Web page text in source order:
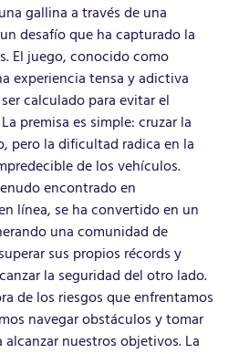
gallina a través de una
desafío que ha capturado la
El juego, conocido como
experiencia tensa y adictiva
calculado para evitar el
premisa es simple: cruzar la
pero la dificultad radica en la
de los vehículos.
encontrado en
línea, se ha convertido en un
una comunidad de
sus propios récords y
la seguridad del otro lado.
de los riesgos que enfrentamos
navegar obstáculos y tomar
nuestros objetivos. La